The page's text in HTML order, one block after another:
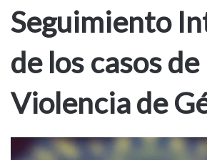
Seguimiento
de los casos de
Violencia de